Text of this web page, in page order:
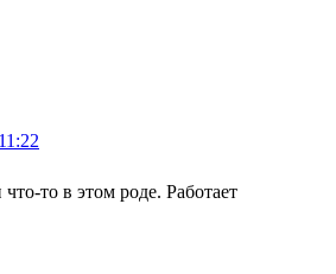
то в этом роде. Работает